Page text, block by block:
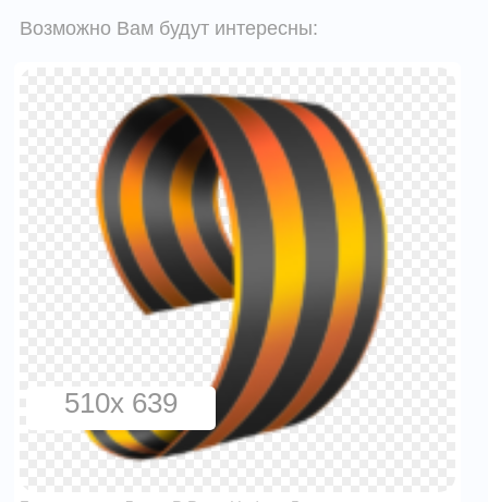
Возможно Вам будут интересны:
510x 639